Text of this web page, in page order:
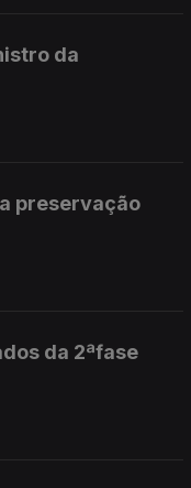
da
preservação
da 2ªfase